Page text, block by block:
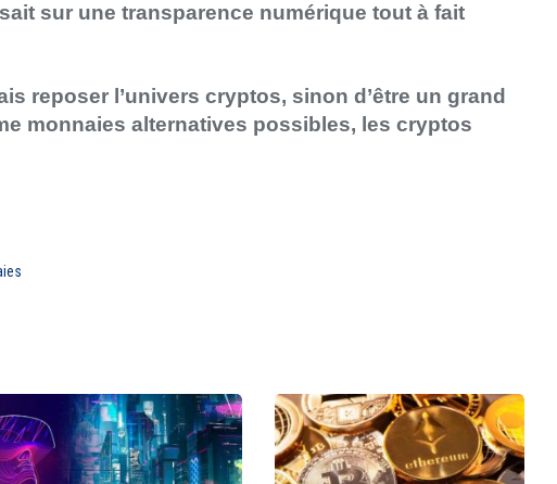
sur une transparence numérique tout à fait
reposer l’univers cryptos, sinon d’être un grand
monnaies alternatives possibles, les cryptos